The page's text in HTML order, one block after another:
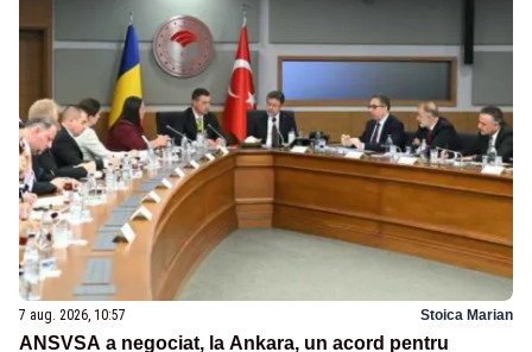
7 aug. 2026, 10:57 Stoica Marian
ANSVSA a negociat, la Ankara, un acord pentru